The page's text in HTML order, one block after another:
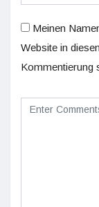
Meinen
Website in
Kommentierung